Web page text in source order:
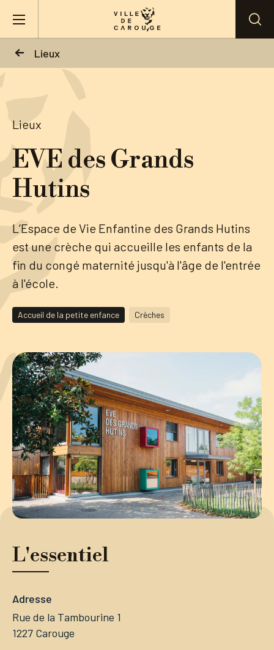
Lieux
Mairie
Vie pratique
Actualités
Agenda
Lieux
CAROUGE SE CONSTRUIT
Lieux
EVE des Grands
Hutins
L’Espace de Vie Enfantine des Grands Hutins
est une crèche qui accueille les enfants de la
fin du congé maternité jusqu'à l'âge de l'entrée
à l'école.
Accueil de la petite enfance Crèches
L'essentiel
Adresse
Rue de la Tambourine 1
1227 Carouge